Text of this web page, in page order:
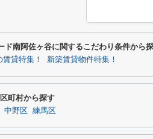
ド南阿佐ヶ谷に関するこだわり条件から
貸特集！ 新築賃貸物件特集！
町村から探す
中野区 練馬区